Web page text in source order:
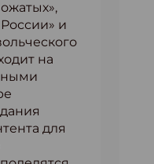
и
на
для